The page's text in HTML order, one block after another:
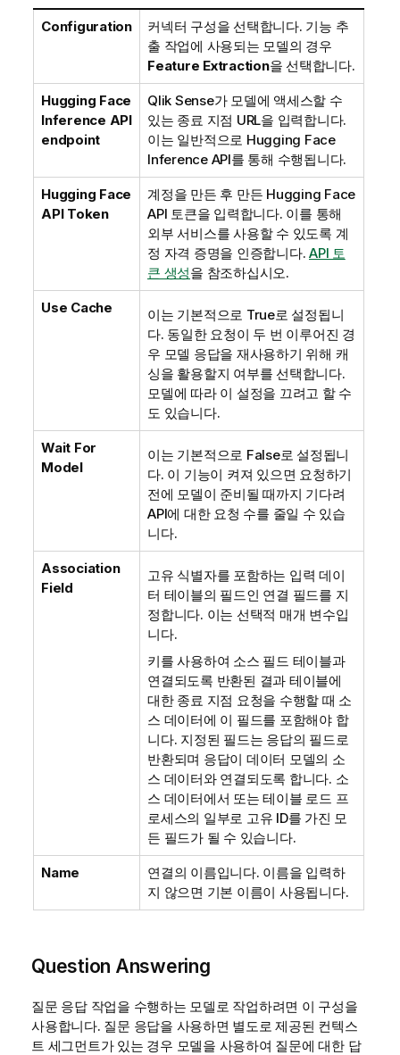
Configuration
커넥터 구성을 선택합니다. 기능 추
출 작업에 사용되는 모델의 경우
Feature Extraction을 선택합니다.
Hugging Face
Inference API
endpoint
Qlik Sense가 모델에 액세스할 수
있는 종료 지점 URL을 입력합니다.
이는 일반적으로 Hugging Face
Inference API를 통해 수행됩니다.
Hugging Face
API Token
계정을 만든 후 만든 Hugging Face
API 토큰을 입력합니다. 이를 통해
외부 서비스를 사용할 수 있도록 계
정 자격 증명을 인증합니다. API 토
큰 생성을 참조하십시오.
Use Cache
이는 기본적으로 True로 설정됩니
다. 동일한 요청이 두 번 이루어진 경
우 모델 응답을 재사용하기 위해 캐
싱을 활용할지 여부를 선택합니다.
모델에 따라 이 설정을 끄려고 할 수
도 있습니다.
Wait For
Model
이는 기본적으로 False로 설정됩니
다. 이 기능이 켜져 있으면 요청하기
전에 모델이 준비될 때까지 기다려
API에 대한 요청 수를 줄일 수 있습
니다.
Association
Field
고유 식별자를 포함하는 입력 데이
터 테이블의 필드인 연결 필드를 지
정합니다. 이는 선택적 매개 변수입
니다.
키를 사용하여 소스 필드 테이블과
연결되도록 반환된 결과 테이블에
대한 종료 지점 요청을 수행할 때 소
스 데이터에 이 필드를 포함해야 합
니다. 지정된 필드는 응답의 필드로
반환되며 응답이 데이터 모델의 소
스 데이터와 연결되도록 합니다. 소
스 데이터에서 또는 테이블 로드 프
로세스의 일부로 고유 ID를 가진 모
든 필드가 될 수 있습니다.
Name
연결의 이름입니다. 이름을 입력하
지 않으면 기본 이름이 사용됩니다.
Question Answering
질문 응답 작업을 수행하는 모델로 작업하려면 이 구성을
사용합니다. 질문 응답을 사용하면 별도로 제공된 컨텍스
트 세그먼트가 있는 경우 모델을 사용하여 질문에 대한 답